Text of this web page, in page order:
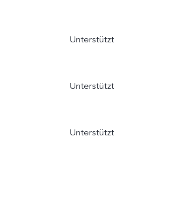
Unterstützt
Unterstützt
Unterstützt